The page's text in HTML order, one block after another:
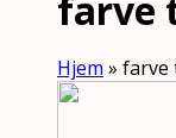
Hjem » farve